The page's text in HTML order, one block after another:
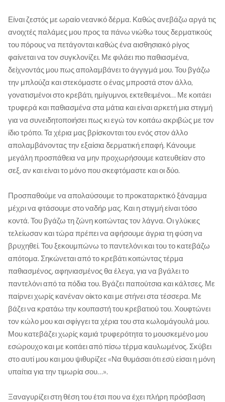
Είναι ζεστός με ωραίο νεανικό δέρμα. Καθώς ανεβάζω αργά τις
ανοιχτές παλάμες μου προς τα πάνω νιώθω τους δερματικούς
του πόρους να πετάγονται καθώς ένα αισθησιακό ρίγος
φαίνεται να τον συγκλονίζει. Με φιλάει πιο παθιασμένα,
δείχνοντάς μου πως απολαμβάνει το άγγιγμά μου. Του βγάζω
την μπλούζα και στεκόμαστε ο ένας μπροστά στον άλλο,
γονατισμένοι στο κρεβάτι, ημίγυμνοι, εκτεθειμένοι… Με κοιτάει
τρυφερά και παθιασμένα στα μάτια και είναι αρκετή μια στιγμή
για να συνειδητοποιήσει πως κι εγώ τον κοιτάω ακριβώς με τον
ίδιο τρόπο. Τα χέρια μας βρίσκονται του ενός στον άλλο
απολαμβάνοντας την εξαίσια δερματική επαφή. Κάνουμε
μεγάλη προσπάθεια να μην προχωρήσουμε κατευθείαν στο
σεξ, αν και είναι το μόνο που σκεφτόμαστε και οι δύο.
Προσπαθούμε να απολαύσουμε το προκαταρκτικό ξάναμμα
μέχρι να φτάσουμε στο ναδήρ μας. Και η στιγμή είναι τόσο
κοντά. Του βγάζω τη ζώνη κοιτώντας τον λάγνα. Οι γλύκιες
τελείωσαν και τώρα πρέπει να αφήσουμε άγρια τη φύση να
βρυχηθεί. Του ξεκουμπώνω το παντελόνι και του το κατεβάζω
απότομα. Σηκώνεται από το κρεβάτι κοιτώντας τέρμα
παθιασμένος, αφηνιασμένος θα έλεγα, για να βγάλει το
παντελόνι από τα πόδια του. Βγάζει παπούτσια και κάλτσες. Με
παίρνει χωρίς κανέναν οίκτο και με στήνει στα τέσσερα. Με
βάζει να κρατάω την κουπαστή του κρεβατιού του. Χουφτώνει
τον κώλο μου και σφίγγει τα χέρια του στα κωλομάγουλά μου.
Μου κατεβάζει χωρίς καμιά τρυφερότητα το μουσκεμένο μου
εσώρουχο και με κοιτάει από πίσω τέρμα καυλωμένος. Σκύβει
στο αυτί μου και μου ψιθυρίζει: «Να θυμάσαι ότι εσύ είσαι η μόνη
υπαίτια για την τιμωρία σου…».
Ξαναγυρίζει στη θέση του έτσι που να έχει πλήρη πρόσβαση